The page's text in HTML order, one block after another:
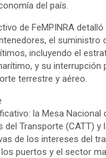
del país.
de FeMPINRA
el
incluyendo el
y su interrupción
terrestre y aéreo.
la Mesa
Transporte (CATT)
de los intereses del
puertos y el sector